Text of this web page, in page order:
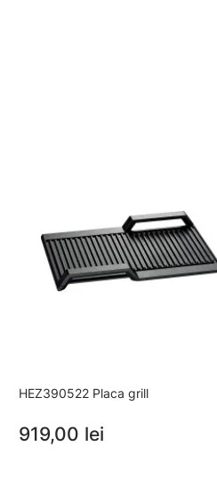
HEZ390522 Placa grill
919,00 lei